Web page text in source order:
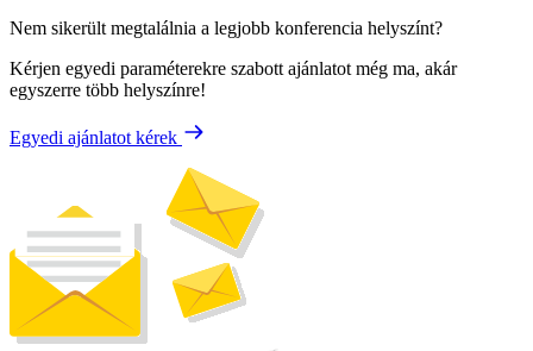
Nem sikerült megtalálnia a legjobb konferencia helyszínt?
Kérjen egyedi paraméterekre szabott ajánlatot még ma, akár
egyszerre több helyszínre!
Egyedi ajánlatot kérek